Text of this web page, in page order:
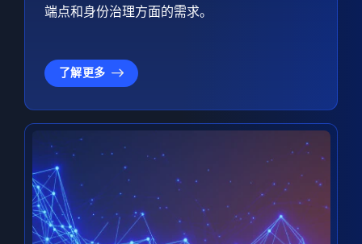
端点和身份治理方面的需求。
了解更多